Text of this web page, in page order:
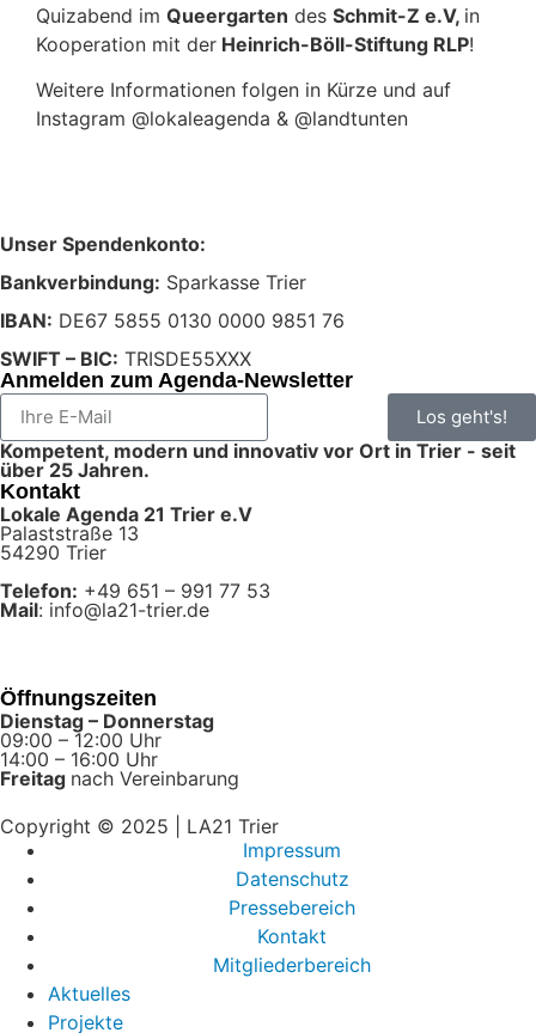
Quizabend im Queergarten des Schmit-Z e.V, in
Kooperation mit der Heinrich-Böll-Stiftung RLP!
Weitere Informationen folgen in Kürze und auf
Instagram @lokaleagenda & @landtunten
Unser Spendenkonto:
Bankverbindung: Sparkasse Trier
IBAN: DE67 5855 0130 0000 9851 76
SWIFT – BIC: TRISDE55XXX
Anmelden zum Agenda-Newsletter
Los geht's!
Kompetent, modern und innovativ vor Ort in Trier - seit
über 25 Jahren.
Kontakt
Lokale Agenda 21 Trier e.V
Palaststraße 13
54290 Trier
Telefon: +49 651 – 991 77 53
Mail: info@la21-trier.de
Öffnungszeiten
Dienstag – Donnerstag
09:00 – 12:00 Uhr
14:00 – 16:00 Uhr
Freitag nach Vereinbarung
Copyright © 2025 | LA21 Trier
Impressum
Datenschutz
Pressebereich
Kontakt
Mitgliederbereich
Aktuelles
Projekte